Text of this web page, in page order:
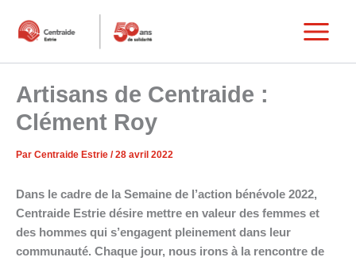
Main
Artisans de Centraide :
Clément Roy
Par Centraide Estrie /28 avril 2022
Dans le cadre de la Semaine de l’action bénévole 2022,
Centraide Estrie désire mettre en valeur des femmes et
des hommes qui s’engagent pleinement dans leur
communauté. Chaque jour, nous irons à la rencontre de